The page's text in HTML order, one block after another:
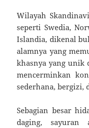
Wilayah
seperti Swedia,
Islandia, dikenal
alamnya yang
khasnya yang unik
mencerminkan
sederhana, bergizi,
Sebagian besar
daging,